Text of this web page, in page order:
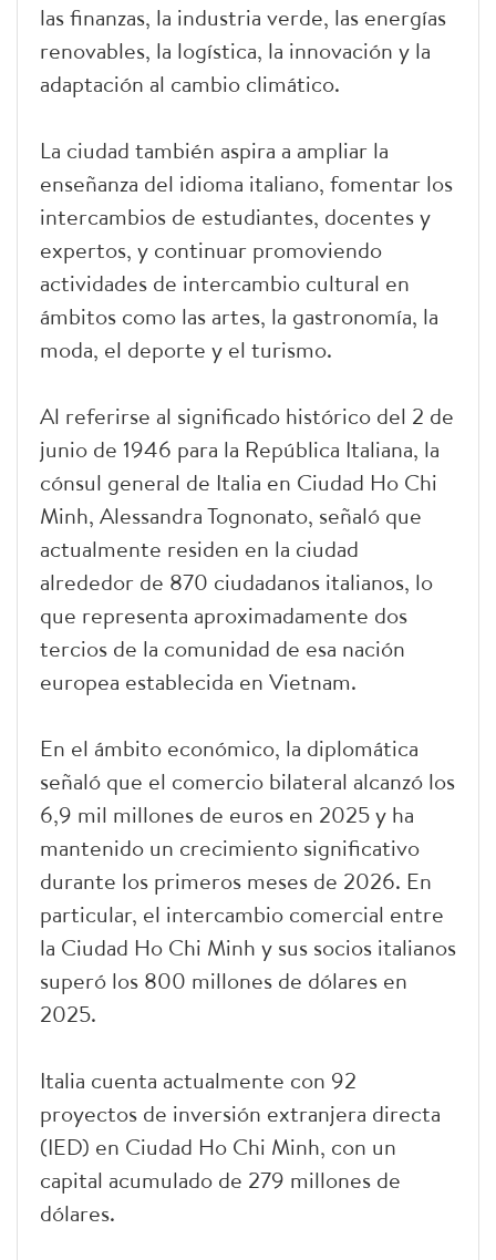
las finanzas, la industria verde, las energías
renovables, la logística, la innovación y la
adaptación al cambio climático.
La ciudad también aspira a ampliar la
enseñanza del idioma italiano, fomentar los
intercambios de estudiantes, docentes y
expertos, y continuar promoviendo
actividades de intercambio cultural en
ámbitos como las artes, la gastronomía, la
moda, el deporte y el turismo.
Al referirse al significado histórico del 2 de
junio de 1946 para la República Italiana, la
cónsul general de Italia en Ciudad Ho Chi
Minh, Alessandra Tognonato, señaló que
actualmente residen en la ciudad
alrededor de 870 ciudadanos italianos, lo
que representa aproximadamente dos
tercios de la comunidad de esa nación
europea establecida en Vietnam.
En el ámbito económico, la diplomática
señaló que el comercio bilateral alcanzó los
6,9 mil millones de euros en 2025 y ha
mantenido un crecimiento significativo
durante los primeros meses de 2026. En
particular, el intercambio comercial entre
la Ciudad Ho Chi Minh y sus socios italianos
superó los 800 millones de dólares en
2025.
Italia cuenta actualmente con 92
proyectos de inversión extranjera directa
(IED) en Ciudad Ho Chi Minh, con un
capital acumulado de 279 millones de
dólares.